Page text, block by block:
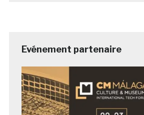
Evénement partenaire